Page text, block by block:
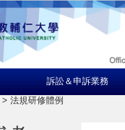
訴訟＆申訴業務
> 法規研修體例